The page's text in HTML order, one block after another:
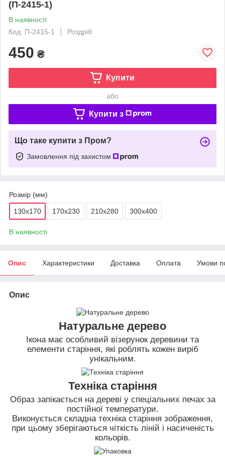
(П-2415-1)
В наявності
Код: П-2415-1
Роздріб
450 ₴
Купити
або
Купити з
Що таке купити з Пром?
Замовлення під захистом
Розмір (мм)
130х170 170х230 210х280 300х400
В наявності
Опис Характеристики Доставка Оплата Умови
Опис
Натуральне дерево
Ікона має особливий візерунок деревини та
елементи старіння, які роблять кожен виріб
унікальним.
Техніка старіння
Образ запікається на дереві у спеціальних печах за
постійної температури.
Виконується складна техніка старіння зображення,
при цьому зберігаються чіткість ліній і насиченість
кольорів.